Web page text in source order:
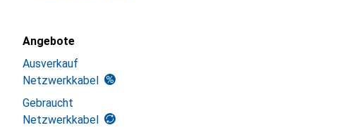
Angebote
Ausverkauf
Netzwerkkabel
Gebraucht
Netzwerkkabel